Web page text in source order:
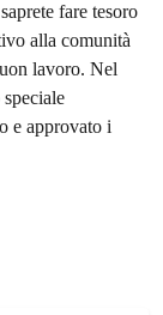
fare tesoro
alla comunità
lavoro. Nel
e approvato i